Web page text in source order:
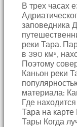
birbirlerine
teşekkür
ederek
bunu
tekrar
yapmak
sözleşiyorlar
altyazılı
porno
Arkadaşımın
В трех часах
заповедника
реки Тара.
в 390 км²,
Поэтому
Каньон реки
материала:
Где
Тара на карте
Тары Когда